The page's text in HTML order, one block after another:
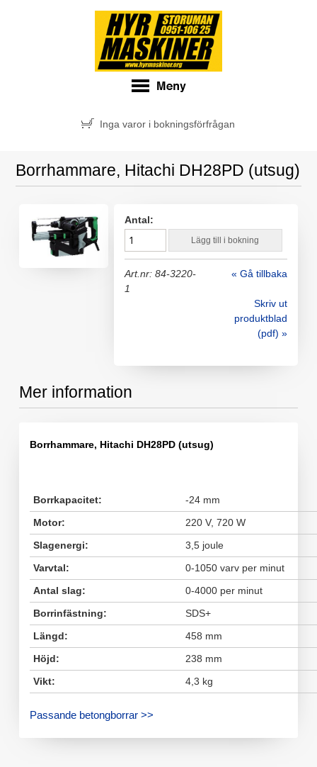
Inga varor i bokningsförfrågan
Borrhammare, Hitachi DH28PD (utsug)
Antal:
Lägg till i bokning
« Gå tillbaka
Art.nr: 84-3220-
1
Skriv ut
produktblad
(pdf) »
Mer information
Borrhammare, Hitachi DH28PD (utsug)
Borrkapacitet:
-24 mm
Motor:
220 V, 720 W
Slagenergi:
3,5 joule
Varvtal:
0-1050 varv per minut
Antal slag:
0-4000 per minut
Borrinfästning:
SDS+
Längd:
458 mm
Höjd:
238 mm
Vikt:
4,3 kg
Passande betongborrar >>